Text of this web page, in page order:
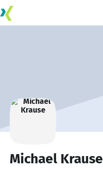
Michael Krause